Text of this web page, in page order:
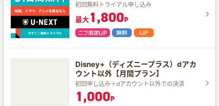
初回無料トライアル申し込み
最大1,800P
Disney+（ディズニープラス）dアカ
ウント以外【月間プラン】
初回申し込み＋dアカウント以外での決済
1,000P